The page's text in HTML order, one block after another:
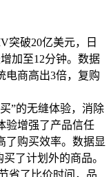
突破20亿美元，日
加至12分钟。数据
电商高出3倍，复购
”的无缝体验，消除
验增强了产品信任
了购买效率。数据显
了计划外的商品。